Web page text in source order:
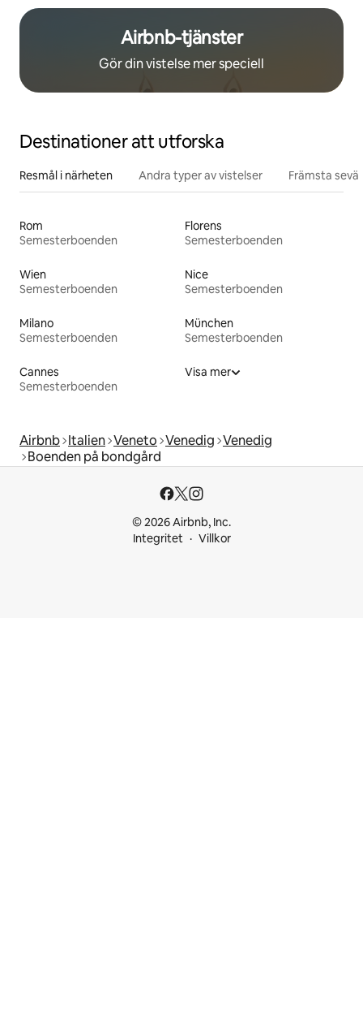
Airbnb-tjänster
Gör din vistelse mer speciell
Destinationer att utforska
Resmål i närheten Andra typer av vistelser Främsta
Rom
Semesterboenden
Florens
Semesterboenden
Wien
Semesterboenden
Nice
Semesterboenden
Milano
Semesterboenden
München
Semesterboenden
Cannes
Semesterboenden
Visa mer
Airbnb Italien Veneto Venedig Venedig
Boenden på bondgård
© 2026 Airbnb, Inc.
Integritet
Villkor